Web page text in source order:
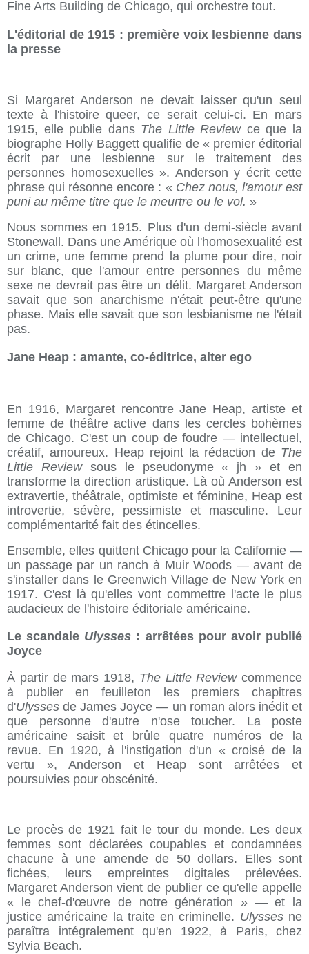
Fine Arts Building de Chicago, qui orchestre tout.
L'éditorial de 1915 : première voix lesbienne dans
la presse
Si Margaret Anderson ne devait laisser qu'un seul
texte à l'histoire queer, ce serait celui-ci. En mars
1915, elle publie dans The Little Reviewce que la
biographe Holly Baggett qualifie de « premier éditorial
écrit par une lesbienne sur le traitement des
personnes homosexuelles ». Anderson y écrit cette
phrase qui résonne encore : « Chez nous, l'amour est
puni au même titre que le meurtre ou le vol. »
Nous sommes en 1915. Plus d'un demi-siècle avant
Stonewall. Dans une Amérique où l'homosexualité est
un crime, une femme prend la plume pour dire, noir
sur blanc, que l'amour entre personnes du même
sexe ne devrait pas être un délit. Margaret Anderson
savait que son anarchisme n'était peut-être qu'une
phase. Mais elle savait que son lesbianisme ne l'était
pas.
Jane Heap : amante, co-éditrice, alter ego
En 1916, Margaret rencontre Jane Heap, artiste et
femme de théâtre active dans les cercles bohèmes
de Chicago. C'est un coup de foudre — intellectuel,
créatif, amoureux. Heap rejoint la rédaction de The
Little Reviewsous le pseudonyme « jh » et en
transforme la direction artistique. Là où Anderson est
extravertie, théâtrale, optimiste et féminine, Heap est
introvertie, sévère, pessimiste et masculine. Leur
complémentarité fait des étincelles.
Ensemble, elles quittent Chicago pour la Californie —
un passage par un ranch à Muir Woods — avant de
s'installer dans le Greenwich Village de New York en
1917. C'est là qu'elles vont commettre l'acte le plus
audacieux de l'histoire éditoriale américaine.
Le scandale Ulysses : arrêtées pour avoir publié
Joyce
À partir de mars 1918, The Little Reviewcommence
à publier en feuilleton les premiers chapitres
d'Ulysses de James Joyce — un roman alors inédit et
que personne d'autre n'ose toucher. La poste
américaine saisit et brûle quatre numéros de la
revue. En 1920, à l'instigation d'un « croisé de la
vertu », Anderson et Heap sont arrêtées et
poursuivies pour obscénité.
Le procès de 1921 fait le tour du monde. Les deux
femmes sont déclarées coupables et condamnées
chacune à une amende de 50 dollars. Elles sont
fichées, leurs empreintes digitales prélevées.
Margaret Anderson vient de publier ce qu'elle appelle
« le chef-d'œuvre de notre génération » — et la
justice américaine la traite en criminelle. Ulyssesne
paraîtra intégralement qu'en 1922, à Paris, chez
Sylvia Beach.